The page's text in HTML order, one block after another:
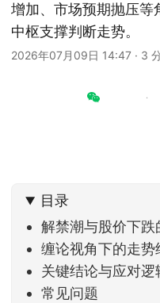
增加、市场预期抛压等
中枢支撑判断走势。
2026年07月09日 14:47 · 3
目录
解禁潮与股价下跌
缠论视角下的走势
关键结论与应对逻
常见问题